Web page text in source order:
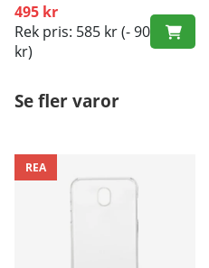
495 kr
Rek pris: 585 kr(- 90
kr)
Se fler varor
REA